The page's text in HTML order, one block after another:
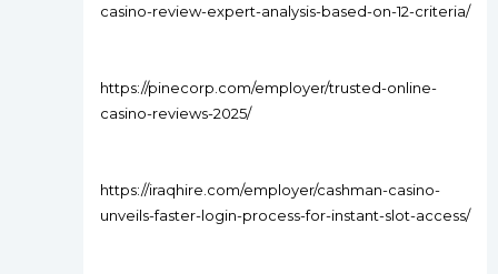
casino-review-expert-analysis-based-on-12-criteria/
https://pinecorp.com/employer/trusted-online-
casino-reviews-2025/
https://iraqhire.com/employer/cashman-casino-
unveils-faster-login-process-for-instant-slot-access/